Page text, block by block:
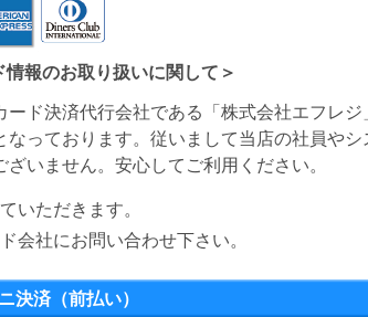
情報のお取り扱いに関して＞
ド決済代行会社である「株式会社エフレ
っております。従いまして当店の社員や
いません。安心してご利用ください。
いただきます。
会社にお問い合わせ下さい。
決済（前払い）